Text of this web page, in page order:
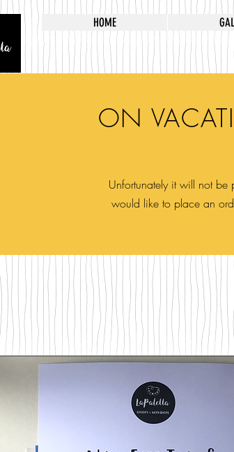
HOME
ON
Unfortunately it will not
would like to place an